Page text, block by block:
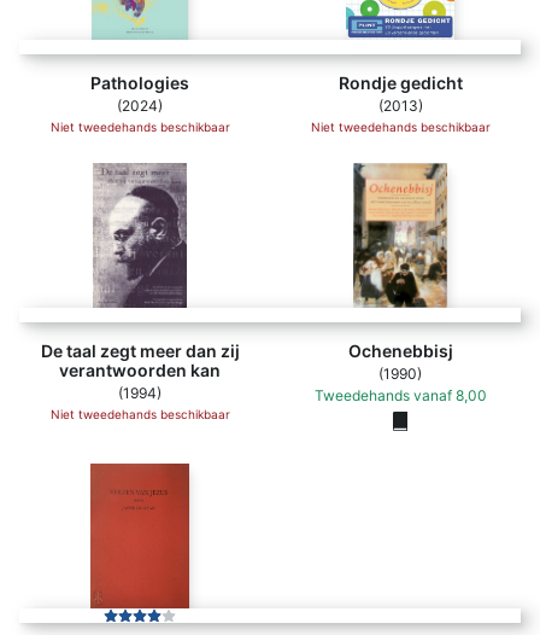
Pathologies
(2024)
Niet tweedehands beschikbaar
Rondje gedicht
(2013)
Niet tweedehands beschikbaar
De taal zegt meer dan zij
verantwoorden kan
(1994)
Niet tweedehands beschikbaar
Ochenebbisj
(1990)
Tweedehands vanaf 8,00